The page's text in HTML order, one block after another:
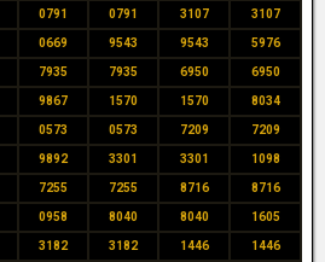
0791 0791 3107 3107
0669 9543 9543 5976
7935 7935 6950 6950
9867 1570 1570 8034
0573 0573 7209 7209
9892 3301 3301 1098
7255 7255 8716 8716
0958 8040 8040 1605
3182 3182 1446 1446